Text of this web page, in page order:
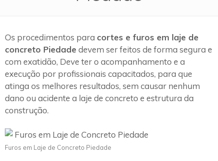
Os procedimentos para cortes e furos em laje de
concreto Piedade devem ser feitos de forma segura e
com exatidão, Deve ter o acompanhamento e a
execução por profissionais capacitados, para que
atinga os melhores resultados, sem causar nenhum
dano ou acidente a laje de concreto e estrutura da
construção.
Furos em Laje de Concreto Piedade